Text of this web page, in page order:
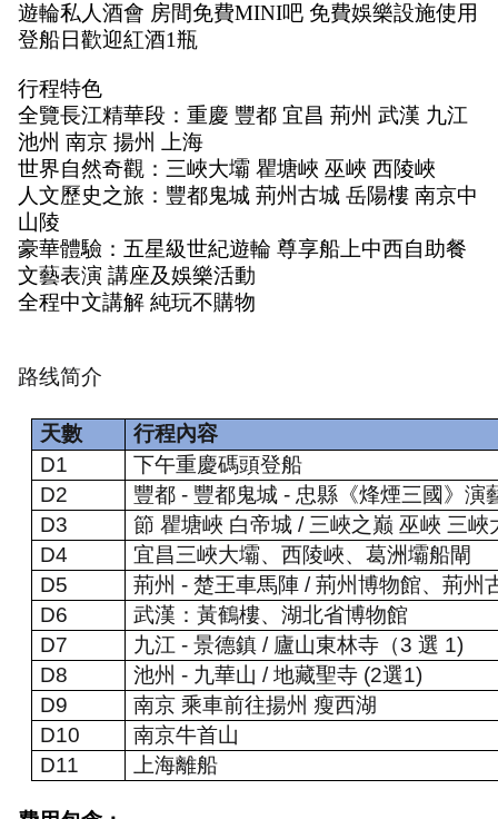
遊輪私人酒會 房間免費MINI吧 免費娛樂設施使用
登船日歡迎紅酒1瓶
行程特色
全覽長江精華段：重慶 豐都 宜昌 荊州 武漢 九江
池州 南京 揚州 上海
世界自然奇觀：三峽大壩 瞿塘峽 巫峽 西陵峽
人文歷史之旅：豐都鬼城 荊州古城 岳陽樓 南京中
山陵
豪華體驗：五星級世紀遊輪 尊享船上中西自助餐
文藝表演 講座及娛樂活動
全程中文講解 純玩不購物
路线简介
天數
行程內容
D1
下午重慶碼頭登船
D2
豐都- 豐都鬼城- 忠縣《烽煙三國》演
D3
節 瞿塘峽 白帝城/ 三峽之巅 巫峽 三峽
D4
宜昌三峽大壩、西陵峽、葛洲壩船閘
D5
荊州 - 楚王車馬陣/荊州博物館、荊州
D6
武漢：黃鶴樓、湖北省博物館
D7
九江 - 景德鎮/ 廬山東林寺（3 選 1)
D8
池州 - 九華山 /地藏聖寺(2選1)
D9
南京 乘車前往揚州 瘦西湖
D10
南京牛首山
D11
上海離船